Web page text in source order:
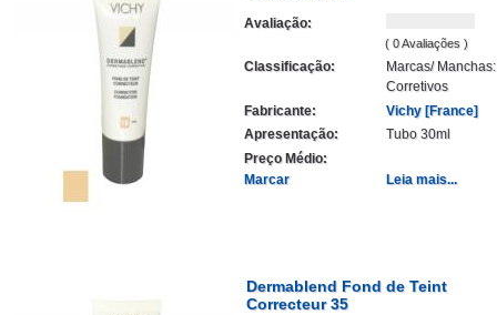
Avaliação:
( 0 Avaliações )
Classificação:
Marcas/ Manchas:
Corretivos
Fabricante:
Vichy [France]
Apresentação:
Tubo 30ml
Preço Médio:
Marcar
Leia mais...
Dermablend Fond de Teint
Correcteur 35